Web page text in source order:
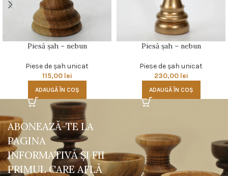
Piesă şah – nebun
Piese de şah unicat
115,00 lei
ADAUGĂ ÎN COȘ
Piesă şah – nebun
Piese de şah unicat
230,00 lei
ADAUGĂ ÎN COȘ
ABONEAZĂ-TE LA
PAGINA
INFORMATIVĂ ŞI FII
PRIMUL CARE AFLĂ